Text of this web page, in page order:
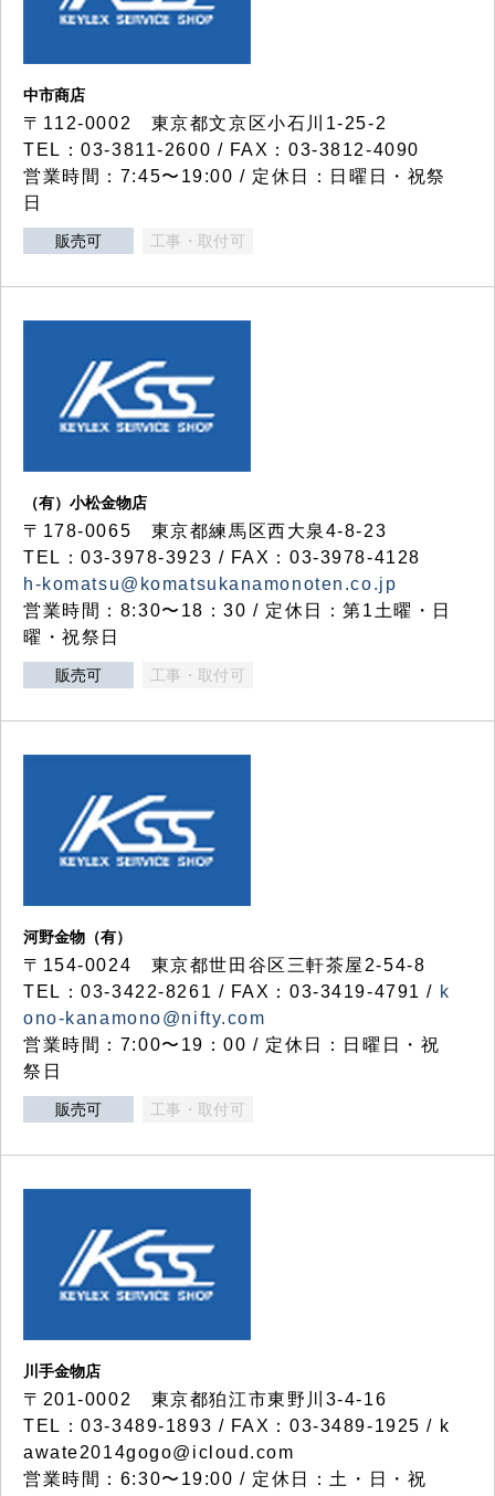
中市商店
〒112-0002 東京都文京区小石川1-25-2
TEL：03-3811-2600 / FAX：03-3812-4090
営業時間：7:45〜19:00 / 定休日：日曜日・祝祭
日
販売可 工事・取付可
（有）小松金物店
〒178-0065 東京都練馬区西大泉4-8-23
TEL：03-3978-3923 / FAX：03-3978-4128
h-komatsu@komatsukanamonoten.co.jp
営業時間：8:30〜18：30 / 定休日：第1土曜・日
曜・祝祭日
販売可 工事・取付可
河野金物（有）
〒154-0024 東京都世田谷区三軒茶屋2-54-8
TEL：03-3422-8261 / FAX：03-3419-4791 / k
ono-kanamono@nifty.com
営業時間：7:00〜19：00 / 定休日：日曜日・祝
祭日
販売可 工事・取付可
川手金物店
〒201-0002 東京都狛江市東野川3-4-16
TEL：03-3489-1893 / FAX：03-3489-1925 / k
awate2014gogo@icloud.com
営業時間：6:30〜19:00 / 定休日：土・日・祝